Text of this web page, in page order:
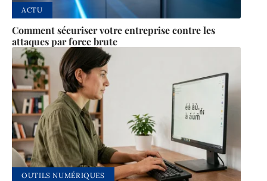
ACTU
Comment sécuriser votre entreprise contre les
attaques par force brute
OUTILS NUMÉRIQUES